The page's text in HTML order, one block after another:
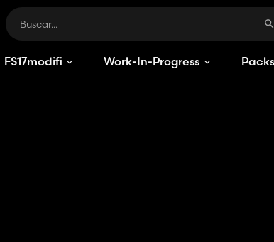
FS17modificacionesWork-In-Progress Packs